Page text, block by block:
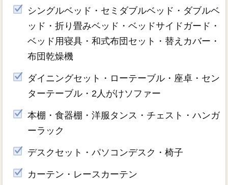
シングルベッド・セミダブルベッド・ダブルベ
ッド・折り畳みベッド・ベッドサイドガード・
ベッド用寝具・和式布団セット・替えカバー・
布団乾燥機
ダイニングセット・ローテーブル・座卓・セン
ターテーブル・2人がけソファー
本棚・食器棚・洋服タンス・チェスト・ハンガ
ーラック
デスクセット・パソコンデスク・椅子
カーテン・レースカーテン